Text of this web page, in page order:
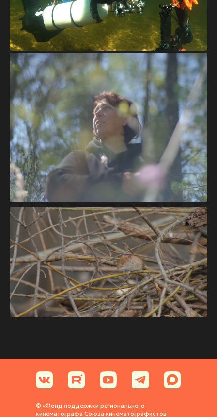
© «Фонд поддержки регионального
кинематографа Союза кинематографистов